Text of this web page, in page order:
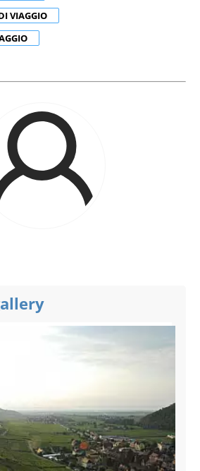
VIAGGIO